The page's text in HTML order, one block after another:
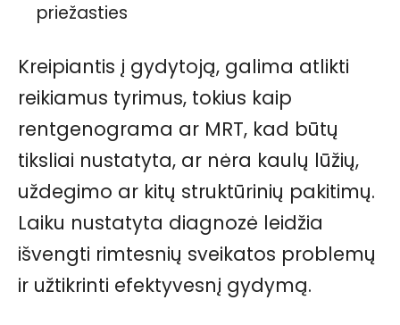
priežasties
Kreipiantis į gydytoją, galima atlikti
reikiamus tyrimus, tokius kaip
rentgenograma ar MRT, kad būtų
tiksliai nustatyta, ar nėra kaulų lūžių,
uždegimo ar kitų struktūrinių pakitimų.
Laiku nustatyta diagnozė leidžia
išvengti rimtesnių sveikatos problemų
ir užtikrinti efektyvesnį gydymą.